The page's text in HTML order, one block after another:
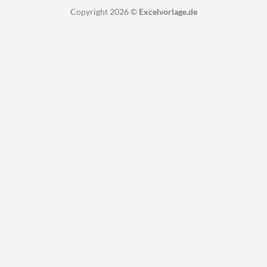
Copyright 2026 © Excelvorlage.de